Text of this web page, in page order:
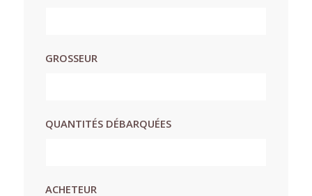
GROSSEUR
QUANTITÉS DÉBARQUÉES
ACHETEUR